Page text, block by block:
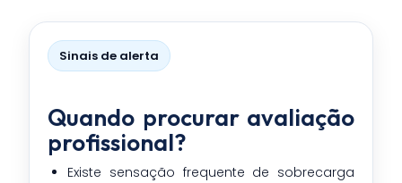
Sinais de alerta
Quando procurar avaliação
profissional?
Existe sensação frequente de sobrecarga